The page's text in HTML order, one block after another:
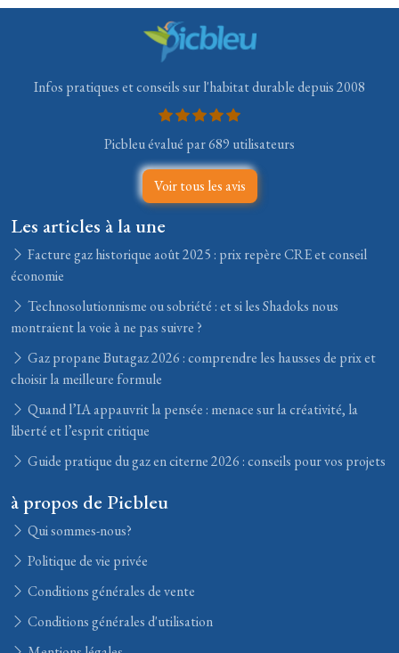
Infos pratiques et conseils sur l'habitat durable depuis 2008
Picbleu évalué par 689 utilisateurs
Voir tous les avis
Les articles à la une
Facture gaz historique août 2025 : prix repère CRE et conseil
économie
Technosolutionnisme ou sobriété : et si les Shadoks nous
montraient la voie à ne pas suivre ?
Gaz propane Butagaz 2026 : comprendre les hausses de prix et
choisir la meilleure formule
Quand l’IA appauvrit la pensée : menace sur la créativité, la
liberté et l’esprit critique
Guide pratique du gaz en citerne 2026 : conseils pour vos projets
à propos de Picbleu
Qui sommes-nous?
Politique de vie privée
Conditions générales de vente
Conditions générales d'utilisation